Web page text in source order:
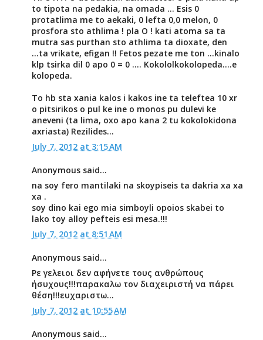
to tipota na pedakia, na omada ... Esis 0
protatlima me to aekaki, 0 lefta 0,0 melon, 0
prosfora sto athlima ! pla O ! kati atoma sa ta
mutra sas purthan sto athlima ta dioxate, den
...ta vrikate, efigan !! Fetos pezate me ton ...kinalo
klp tsirka dil 0 apo 0 = 0 .... Kokololkokolopeda....e
kolopeda.
To hb sta xania kalos i kakos ine ta teleftea 10 xr
o pitsirikos o pul ke ine o monos pu dulevi ke
aneveni (ta lima, oxo apo kana 2 tu kokolokidona
axriasta) Rezilides...
July 7, 2012 at 3:15 AM
Anonymous said...
na soy fero mantilaki na skoypiseis ta dakria xa xa
xa .
soy dino kai ego mia simboyli opoios skabei to
lako toy alloy pefteis esi mesa.!!!
July 7, 2012 at 8:51 AM
Anonymous said...
Ρε γελειοι δεν αφήνετε τους ανθρώπους
ήσυχους!!!παρακαλω τον διαχειριστή να πάρει
θέση!!!ευχαριστω...
July 7, 2012 at 10:55 AM
Anonymous said...